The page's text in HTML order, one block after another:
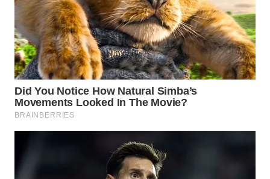
WN
CIREBON
WN
INDRAMAYU
WN
KUNINGAN